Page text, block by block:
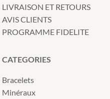
LIVRAISON ET RETOURS
AVIS CLIENTS
PROGRAMME FIDELITE
CATEGORIES
Bracelets
Minéraux